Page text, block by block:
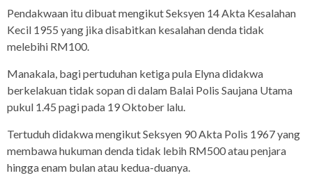
Pendakwaan itu dibuat mengikut Seksyen 14 Akta Kesalahan
Kecil 1955 yang jika disabitkan kesalahan denda tidak
melebihi RM100.
Manakala, bagi pertuduhan ketiga pula Elyna didakwa
berkelakuan tidak sopan di dalam Balai Polis Saujana Utama
pukul 1.45 pagi pada 19 Oktober lalu.
Tertuduh didakwa mengikut Seksyen 90 Akta Polis 1967 yang
membawa hukuman denda tidak lebih RM500 atau penjara
hingga enam bulan atau kedua-duanya.